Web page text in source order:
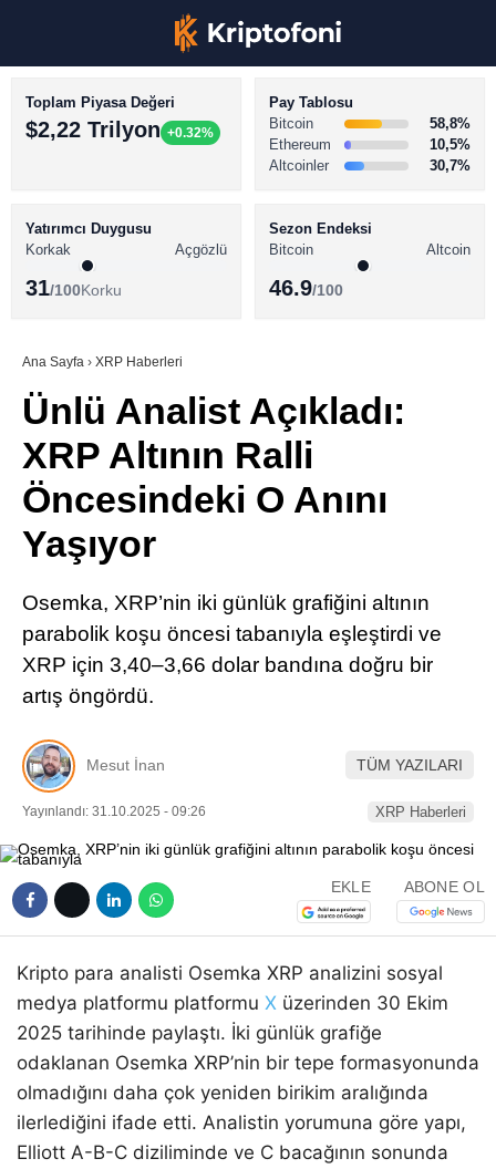
Youtube
Telegram
BİTCOİN HABERLERİ
ALTCOİN HABERLERİ
SÖZLÜK
Toplam Piyasa Değeri
$2,22 Trilyon +0.32%
Pay Tablosu
Bitcoin
58,8%
Ethereum
10,5%
Altcoinler
30,7%
Yatırımcı Duygusu
Korkak
Açgözlü
31/100Korku
Sezon Endeksi
Bitcoin
Altcoin
46.9/100
Ana Sayfa › XRP Haberleri
Ünlü Analist Açıkladı:
XRP Altının Ralli
Öncesindeki O Anını
Yaşıyor
Osemka, XRP’nin iki günlük grafiğini altının
parabolik koşu öncesi tabanıyla eşleştirdi ve
XRP için 3,40–3,66 dolar bandına doğru bir
artış öngördü.
Mesut İnan TÜM YAZILARI
Yayınlandı: 31.10.2025 - 09:26 XRP Haberleri
EKLE ABONE OL
Kripto para analisti Osemka XRP analizini sosyal
medya platformu platformu X üzerinden 30 Ekim
2025 tarihinde paylaştı. İki günlük grafiğe
odaklanan Osemka XRP’nin bir tepe formasyonunda
olmadığını daha çok yeniden birikim aralığında
ilerlediğini ifade etti. Analistin yorumuna göre yapı,
Elliott A-B-C diziliminde ve C bacağının sonunda